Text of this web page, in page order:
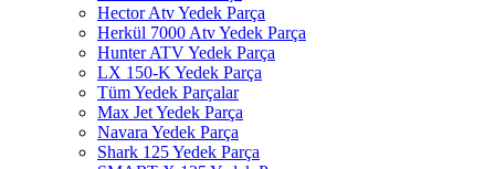
Hector Atv Yedek Parça
Herkül 7000 Atv Yedek Parça
Hunter ATV Yedek Parça
LX 150-K Yedek Parça
Tüm Yedek Parçalar
Max Jet Yedek Parça
Navara Yedek Parça
Shark 125 Yedek Parça